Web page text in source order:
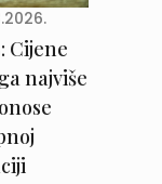
Cijene
najviše